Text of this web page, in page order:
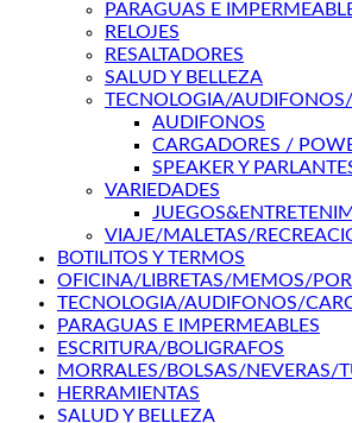
PARAGUAS E
RELOJES
RESALTADORES
SALUD Y BELLEZA
TECNOLOGIA/
AUDIFONOS
CARGADORES /
SPEAKER Y
VARIEDADES
VIAJE/MALETAS/
BOTILITOS Y TERMOS
OFICINA/LIBRETAS/MEMOS/
TECNOLOGIA/AUDIFONOS/
PARAGUAS E IMPERMEABLES
ESCRITURA/BOLIGRAFOS
MORRALES/BOLSAS/NEVERAS/
HERRAMIENTAS
SALUD Y BELLEZA